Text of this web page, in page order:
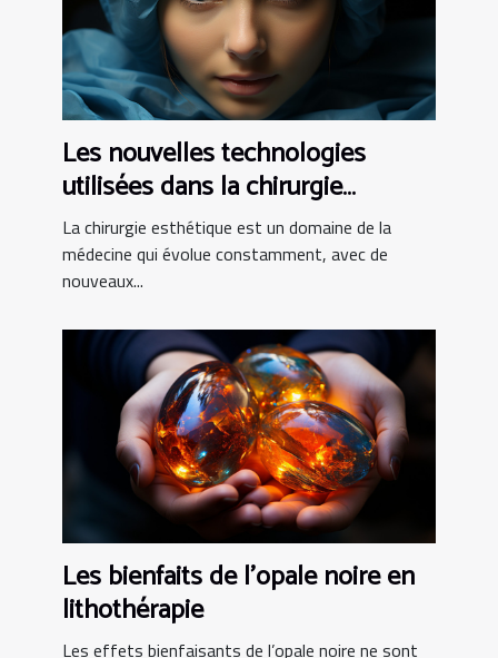
Les nouvelles technologies
utilisées dans la chirurgie
esthétique tunisienne
La chirurgie esthétique est un domaine de la
médecine qui évolue constamment, avec de
nouveaux...
Les bienfaits de l’opale noire en
lithothérapie
Les effets bienfaisants de l’opale noire ne sont